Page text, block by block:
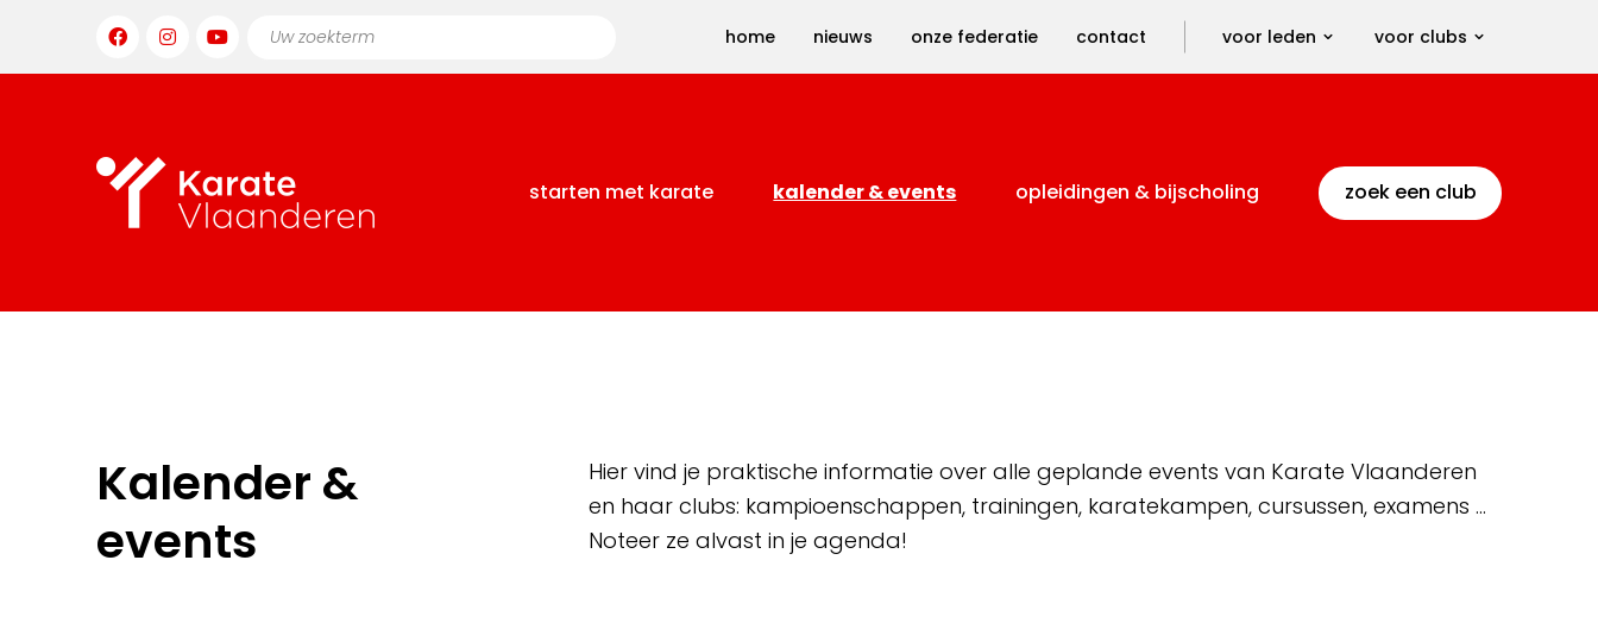
home nieuws onze federatie contact voor leden voor clubs
starten met karate kalender & events opleidingen & bijscholing zoek een club
Kalender &
events
Hier vind je praktische informatie over alle geplande events van Karate Vlaanderen
en haar clubs: kampioenschappen, trainingen, karatekampen, cursussen, examens …
Noteer ze alvast in je agenda!